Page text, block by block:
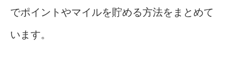
でポイントやマイルを貯める方法をまとめて
います。